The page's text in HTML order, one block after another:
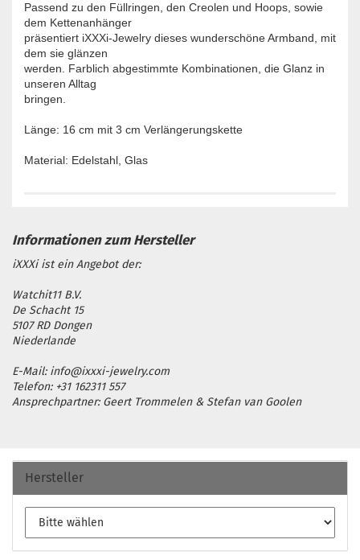
Passend zu den Füllringen, den Creolen und Hoops, sowie
dem Kettenanhänger
präsentiert iXXXi-Jewelry dieses wunderschöne Armband, mit
dem sie glänzen
werden. Farblich abgestimmte Kombinationen, die Glanz in
unseren Alltag
bringen.
Länge: 16 cm mit 3 cm Verlängerungskette
Material: Edelstahl, Glas
iXXXi ist ein Angebot der:
Watchit11 B.V.
De Schacht 15
5107 RD Dongen
Niederlande
E-Mail: info@ixxxi-jewelry.com
Telefon: +31 162311 557
Ansprechpartner: Geert Trommelen & Stefan van Goolen
Hersteller